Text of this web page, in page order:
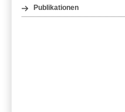
Publikationen